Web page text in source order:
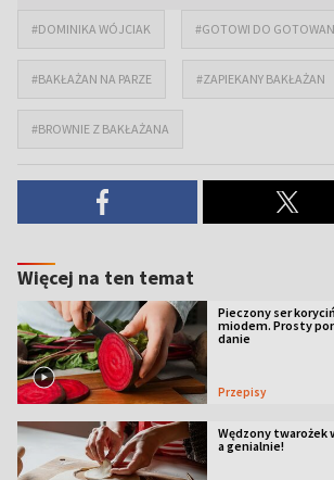
#DOMINIKA WÓJCIAK #GOTOWI DO
#BAKŁAŻAN NA PARZE #ZAPIEKANY BAKŁAŻAN
#BROWNIE Z BAKŁAŻANA
Więcej na ten temat
Pieczony ser
miodem. Prosty
danie
Przepisy
Wędzony twarożek
a genialnie!